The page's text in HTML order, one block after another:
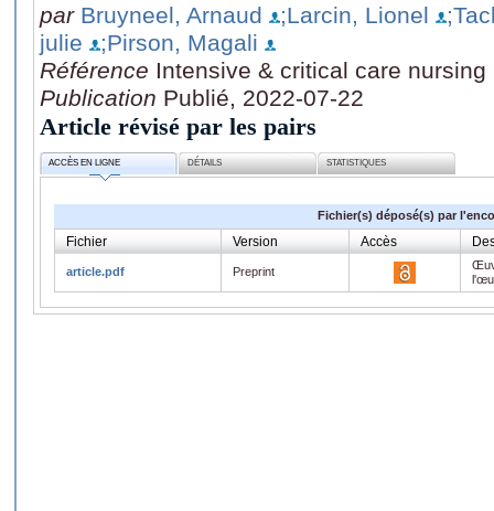
par Bruyneel, Arnaud ;Larcin, Lionel
julie
;Pirson, Magali
Référence Intensive & critical care nursing
Publication Publié, 2022-07-22
Article révisé par les pairs
ACCÈS EN LIGNE DÉTAILS STATISTIQUES
Fichier(s) déposé(s) par
Fichier Version Accès
article.pdf Preprint